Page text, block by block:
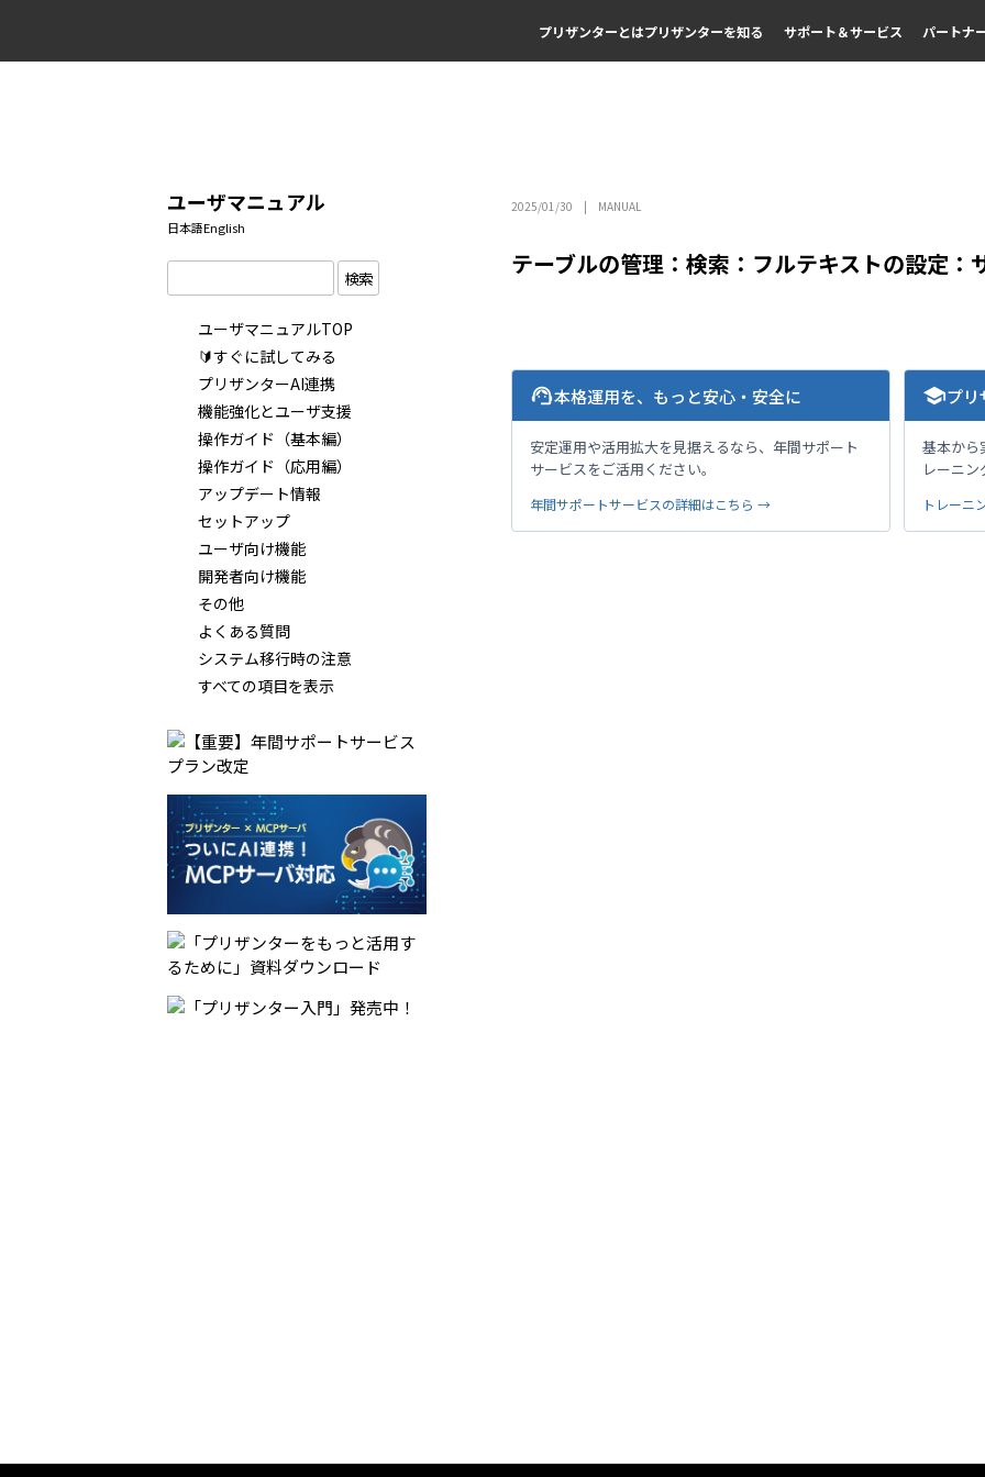
プリザンターとはプリザンターを知る サポート＆サービス パートナ
ユーザマニュアル
日本語English
検索
ユーザマニュアルTOP
🔰すぐに試してみる
プリザンターAI連携
機能強化とユーザ支援
操作ガイド（基本編）
操作ガイド（応用編）
アップデート情報
セットアップ
ユーザ向け機能
開発者向け機能
その他
よくある質問
システム移行時の注意
すべての項目を表示
2025/01/30 MANUAL
テーブルの管理：検索：フルテキストの設定：
support_agent本格運用を、もっと安心・安全に
安定運用や活用拡大を見据えるなら、年間サポート
サービスをご活用ください。
年間サポートサービスの詳細はこちら →
schoolプリ
基本から
レーニン
トレーニ